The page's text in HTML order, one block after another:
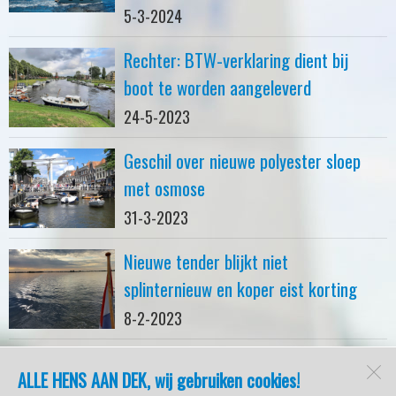
ALLE HENS AAN DEK, wij gebruiken cookies!
5-3-2024
Rechter: BTW-verklaring dient bij
boot te worden aangeleverd
24-5-2023
Geschil over nieuwe polyester sloep
met osmose
31-3-2023
Nieuwe tender blijkt niet
splinternieuw en koper eist korting
8-2-2023
watersport-tv